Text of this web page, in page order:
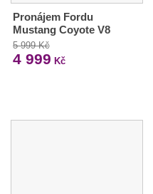
Pronájem Fordu
Mustang Coyote V8
5 999 Kč
4 999 Kč